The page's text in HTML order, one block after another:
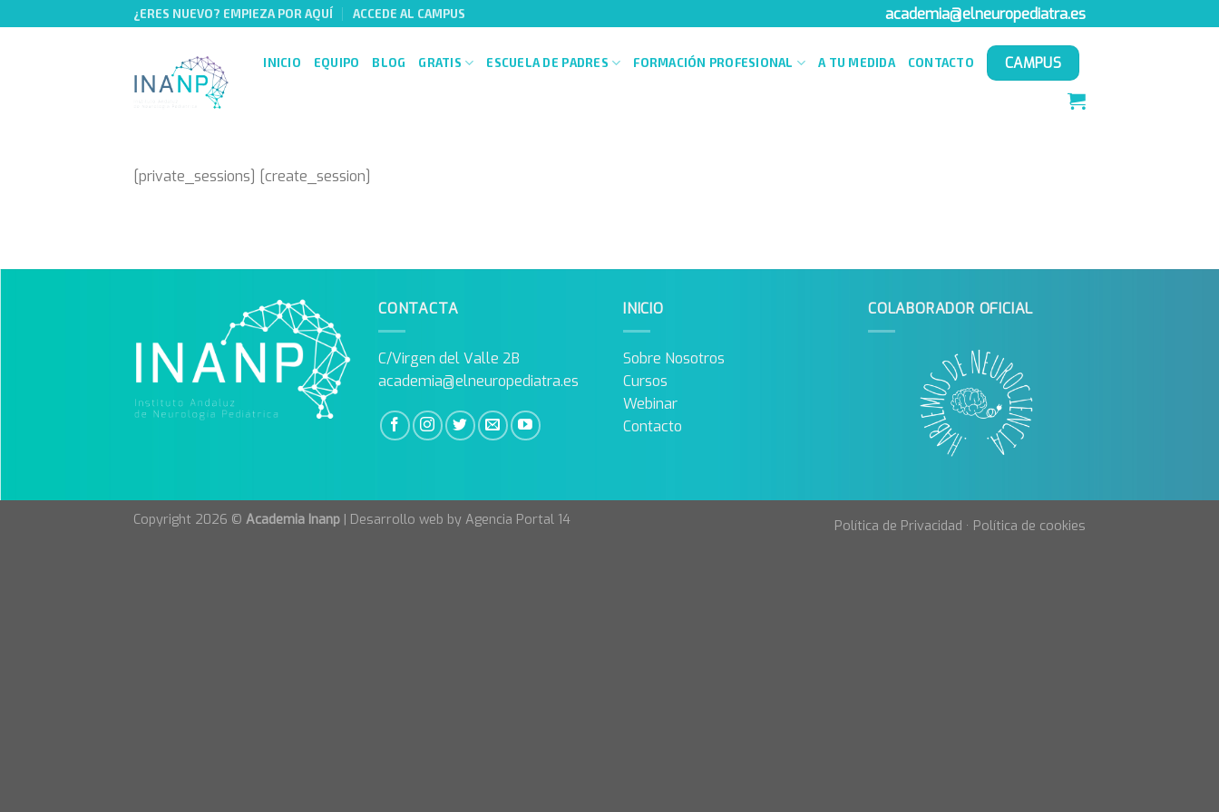
to
¿ERES NUEVO? EMPIEZA POR AQUÍ ACCEDE AL CAMPUS academia@elneuropediatra.es
INICIO EQUIPO BLOG GRATIS ESCUELA DE PADRES FORMACIÓN PROFESIONAL A TU MEDIDA CONTACTO CAMPUS
[private_sessions] [create_session]
CONTACTA
C/Virgen del Valle 2B
academia@elneuropediatra.es
INICIO
Sobre Nosotros
Cursos
Webinar
Contacto
COLABORADOR OFICIAL
Política de Privacidad · Política de cookies
Copyright 2026 © Academia Inanp | Desarrollo web by Agencia Portal 14